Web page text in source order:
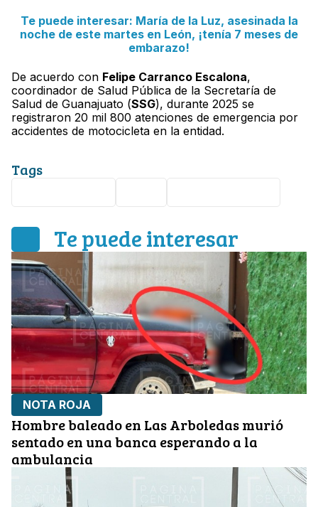
Te puede interesar: María de la Luz, asesinada la
noche de este martes en León, ¡tenía 7 meses de
embarazo!
De acuerdo con Felipe Carranco Escalona,
coordinador de Salud Pública de la Secretaría de
Salud de Guanajuato (SSG), durante 2025 se
registraron 20 mil 800 atenciones de emergencia por
accidentes de motocicleta en la entidad.
Tags
Te puede interesar
NOTA ROJA
Hombre baleado en Las Arboledas murió
sentado en una banca esperando a la
ambulancia